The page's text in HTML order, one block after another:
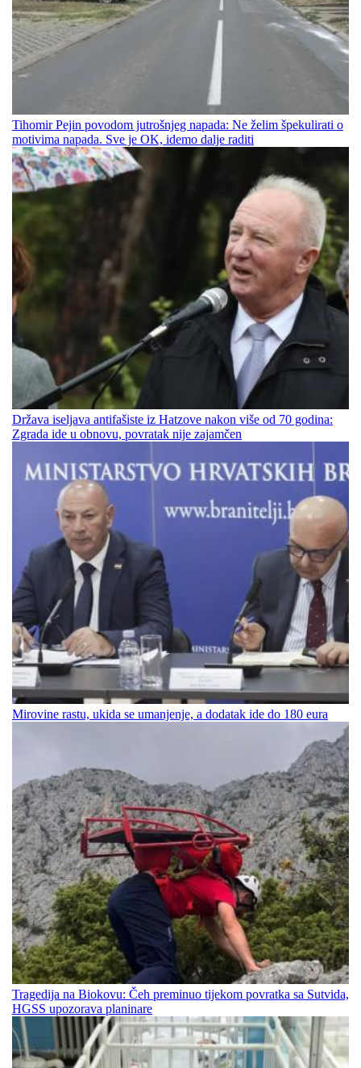
Tihomir Pejin povodom jutrošnjeg napada: Ne želim špekulirati o
motivima napada. Sve je OK, idemo dalje raditi
Država iseljava antifašiste iz Hatzove nakon više od 70 godina:
Zgrada ide u obnovu, povratak nije zajamčen
Mirovine rastu, ukida se umanjenje, a dodatak ide do 180 eura
Tragedija na Biokovu: Čeh preminuo tijekom povratka sa Sutvida,
HGSS upozorava planinare